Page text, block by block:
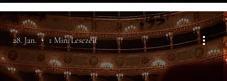
28. Jan. 1 Min. Lesezeit